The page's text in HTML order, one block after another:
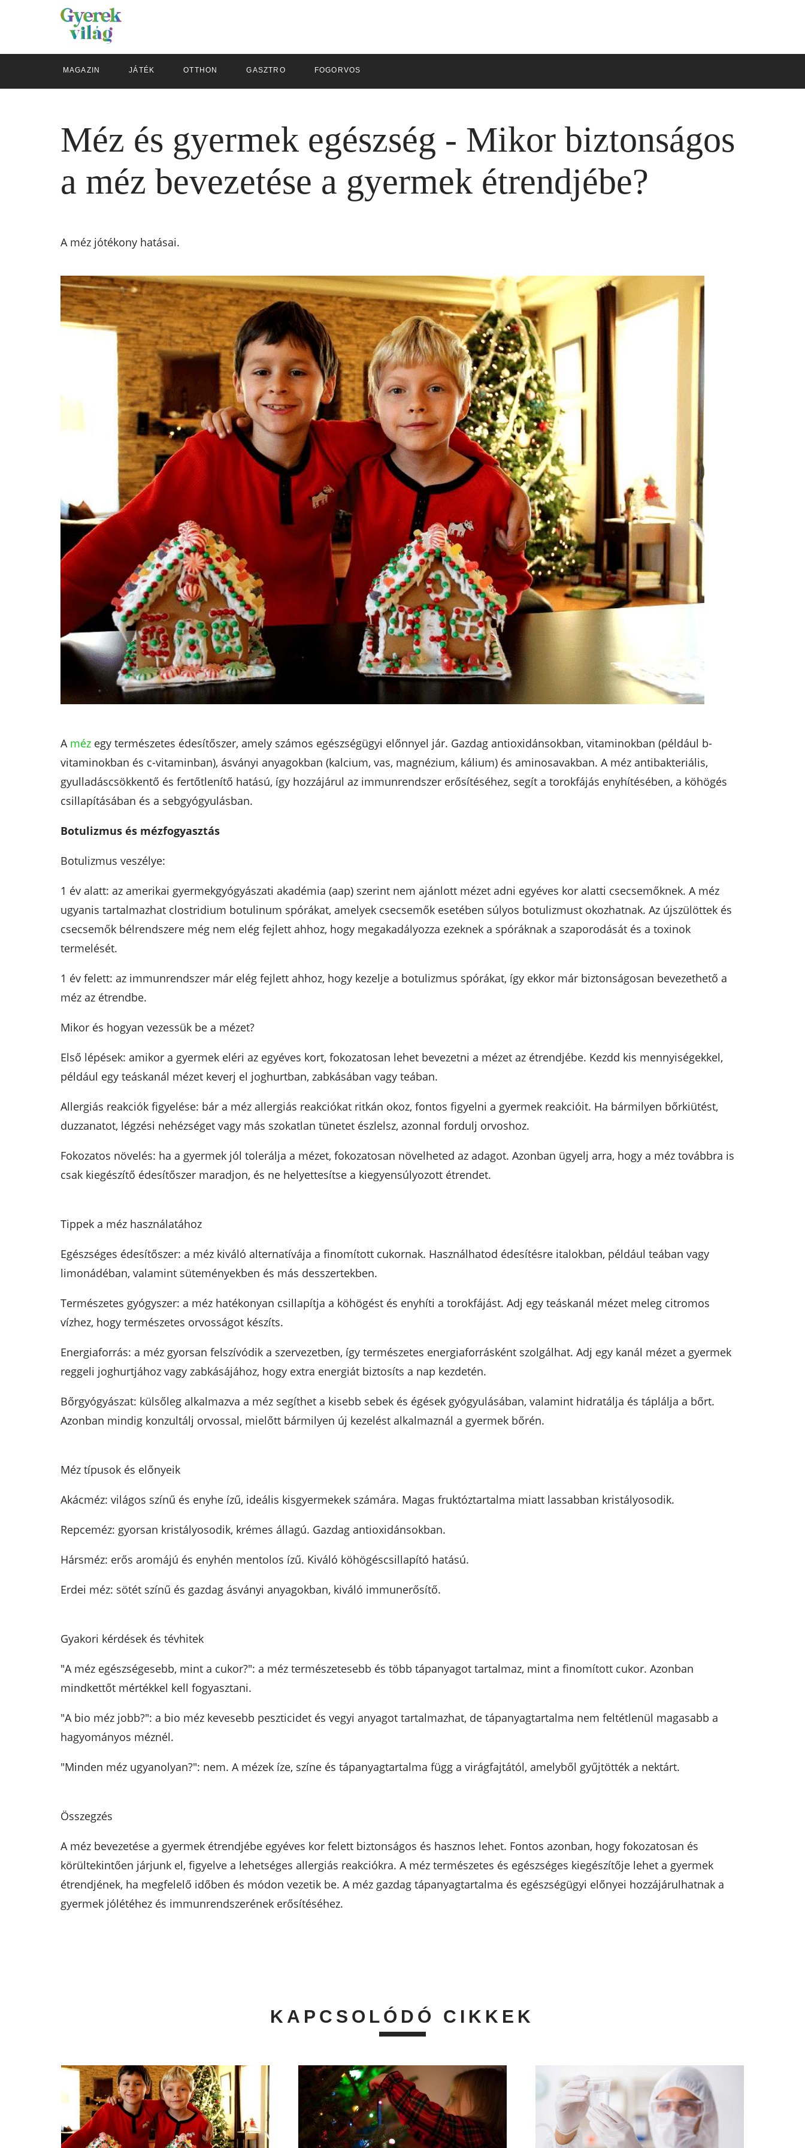
MAGAZIN JÁTÉK OTTHON GASZTRO FOGORVOS
Méz és gyermek egészség - Mikor biztonságos
a méz bevezetése a gyermek étrendjébe?
A méz jótékony hatásai.
A mézegy természetes édesítőszer, amely számos egészségügyi előnnyel jár. Gazdag antioxidánsokban, vitaminokban (például b-
vitaminokban és c-vitaminban), ásványi anyagokban (kalcium, vas, magnézium, kálium) és aminosavakban. A méz antibakteriális,
gyulladáscsökkentő és fertőtlenítő hatású, így hozzájárul az immunrendszer erősítéséhez, segít a torokfájás enyhítésében, a köhögés
csillapításában és a sebgyógyulásban.
Botulizmus és mézfogyasztás
Botulizmus veszélye:
1 év alatt: az amerikai gyermekgyógyászati akadémia (aap) szerint nem ajánlott mézet adni egyéves kor alatti csecsemőknek. A méz
ugyanis tartalmazhat clostridium botulinum spórákat, amelyek csecsemők esetében súlyos botulizmust okozhatnak. Az újszülöttek és
csecsemők bélrendszere még nem elég fejlett ahhoz, hogy megakadályozza ezeknek a spóráknak a szaporodását és a toxinok
termelését.
1 év felett: az immunrendszer már elég fejlett ahhoz, hogy kezelje a botulizmus spórákat, így ekkor már biztonságosan bevezethető a
méz az étrendbe.
Mikor és hogyan vezessük be a mézet?
Első lépések: amikor a gyermek eléri az egyéves kort, fokozatosan lehet bevezetni a mézet az étrendjébe. Kezdd kis mennyiségekkel,
például egy teáskanál mézet keverj el joghurtban, zabkásában vagy teában.
Allergiás reakciók figyelése: bár a méz allergiás reakciókat ritkán okoz, fontos figyelni a gyermek reakcióit. Ha bármilyen bőrkiütést,
duzzanatot, légzési nehézséget vagy más szokatlan tünetet észlelsz, azonnal fordulj orvoshoz.
Fokozatos növelés: ha a gyermek jól tolerálja a mézet, fokozatosan növelheted az adagot. Azonban ügyelj arra, hogy a méz továbbra is
csak kiegészítő édesítőszer maradjon, és ne helyettesítse a kiegyensúlyozott étrendet.
Tippek a méz használatához
Egészséges édesítőszer: a méz kiváló alternatívája a finomított cukornak. Használhatod édesítésre italokban, például teában vagy
limonádéban, valamint süteményekben és más desszertekben.
Természetes gyógyszer: a méz hatékonyan csillapítja a köhögést és enyhíti a torokfájást. Adj egy teáskanál mézet meleg citromos
vízhez, hogy természetes orvosságot készíts.
Energiaforrás: a méz gyorsan felszívódik a szervezetben, így természetes energiaforrásként szolgálhat. Adj egy kanál mézet a gyermek
reggeli joghurtjához vagy zabkásájához, hogy extra energiát biztosíts a nap kezdetén.
Bőrgyógyászat: külsőleg alkalmazva a méz segíthet a kisebb sebek és égések gyógyulásában, valamint hidratálja és táplálja a bőrt.
Azonban mindig konzultálj orvossal, mielőtt bármilyen új kezelést alkalmaznál a gyermek bőrén.
Méz típusok és előnyeik
Akácméz: világos színű és enyhe ízű, ideális kisgyermekek számára. Magas fruktóztartalma miatt lassabban kristályosodik.
Repceméz: gyorsan kristályosodik, krémes állagú. Gazdag antioxidánsokban.
Hársméz: erős aromájú és enyhén mentolos ízű. Kiváló köhögéscsillapító hatású.
Erdei méz: sötét színű és gazdag ásványi anyagokban, kiváló immunerősítő.
Gyakori kérdések és tévhitek
"A méz egészségesebb, mint a cukor?": a méz természetesebb és több tápanyagot tartalmaz, mint a finomított cukor. Azonban
mindkettőt mértékkel kell fogyasztani.
"A bio méz jobb?": a bio méz kevesebb peszticidet és vegyi anyagot tartalmazhat, de tápanyagtartalma nem feltétlenül magasabb a
hagyományos méznél.
"Minden méz ugyanolyan?": nem. A mézek íze, színe és tápanyagtartalma függ a virágfajtától, amelyből gyűjtötték a nektárt.
Összegzés
A méz bevezetése a gyermek étrendjébe egyéves kor felett biztonságos és hasznos lehet. Fontos azonban, hogy fokozatosan és
körültekintően járjunk el, figyelve a lehetséges allergiás reakciókra. A méz természetes és egészséges kiegészítője lehet a gyermek
étrendjének, ha megfelelő időben és módon vezetik be. A méz gazdag tápanyagtartalma és egészségügyi előnyei hozzájárulhatnak a
gyermek jólétéhez és immunrendszerének erősítéséhez.
KAPCSOLÓDÓ CIKKEK